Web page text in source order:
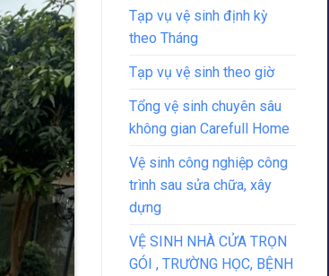
Tạp vụ vệ sinh định kỳ
theo Tháng
Tạp vụ vệ sinh theo giờ
Tổng vệ sinh chuyên sâu
không gian Carefull Home
Vệ sinh công nghiệp công
trình sau sửa chữa, xây
dựng
VỆ SINH NHÀ CỬA TRỌN
GÓI , TRƯỜNG HỌC, BỆNH